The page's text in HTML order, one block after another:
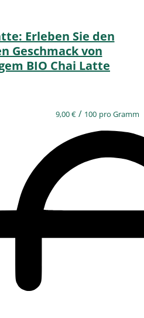
Erleben Sie den
Geschmack von
BIO Chai Latte
9,00€ / 100 pro Gramm